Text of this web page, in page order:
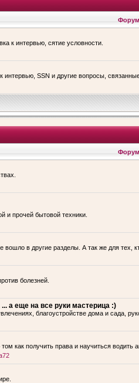
Форум
к интервью, сятие условности.
интервью, SSN и другие вопросы,
Форум
и прочей бытовой техники.
в другие разделы. А так же для тех,
болезней.
а еще на все руки мастерица :)
благоустройстве дома и сада,
как получить права и научиться водить